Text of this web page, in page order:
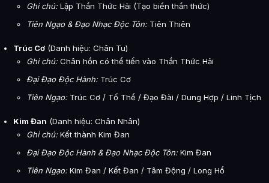
Ghi chú:Lập Thần Thức Hải (Tạo biển thần thức)
Tiên Ngạo & Đạo Nhạc Độc Tôn:Tiên Thiên
Trúc Cơ (Danh hiệu: Chân Tu)
Ghi chú:Chân hồn có thể tiến vào Thần Thức Hải
Đại Đạo Độc Hành:Trúc Cơ
Tiên Ngạo:Trúc Cơ / Tố Thể / Đạo Đài / Dung Hợp / Linh Tịch
Kim Đan (Danh hiệu: Chân Nhân)
Ghi chú:Kết thành Kim Đan
Đại Đạo Độc Hành & Đạo Nhạc Độc Tôn:Kim Đan
Tiên Ngạo:Kim Đan / Kết Đan / Tâm Động / Long Hổ